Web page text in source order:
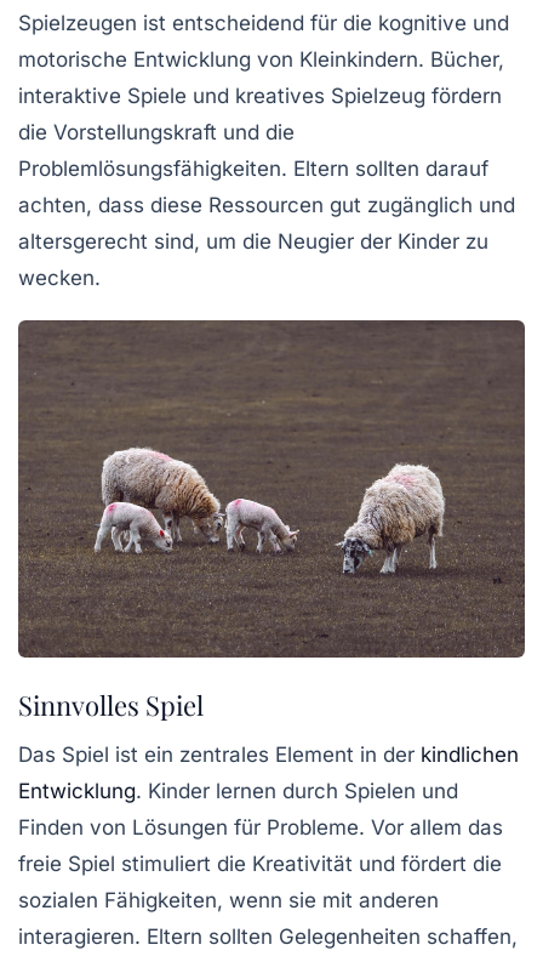
Spielzeugen ist entscheidend für die kognitive und
motorische Entwicklung von Kleinkindern. Bücher,
interaktive Spiele und kreatives Spielzeug fördern
die Vorstellungskraft und die
Problemlösungsfähigkeiten. Eltern sollten darauf
achten, dass diese Ressourcen gut zugänglich und
altersgerecht sind, um die Neugier der Kinder zu
wecken.
Sinnvolles Spiel
Das Spiel ist ein zentrales Element in der kindlichen
Entwicklung. Kinder lernen durch Spielen und
Finden von Lösungen für Probleme. Vor allem das
freie Spiel stimuliert die Kreativität und fördert die
sozialen Fähigkeiten, wenn sie mit anderen
interagieren. Eltern sollten Gelegenheiten schaffen,